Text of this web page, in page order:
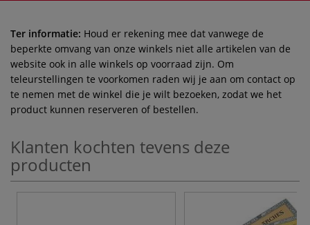
Ter informatie: Houd er rekening mee dat vanwege de
beperkte omvang van onze winkels niet alle artikelen van de
website ook in alle winkels op voorraad zijn. Om
teleurstellingen te voorkomen raden wij je aan om contact op
te nemen met de winkel die je wilt bezoeken, zodat we het
product kunnen reserveren of bestellen.
Klanten kochten tevens deze
producten